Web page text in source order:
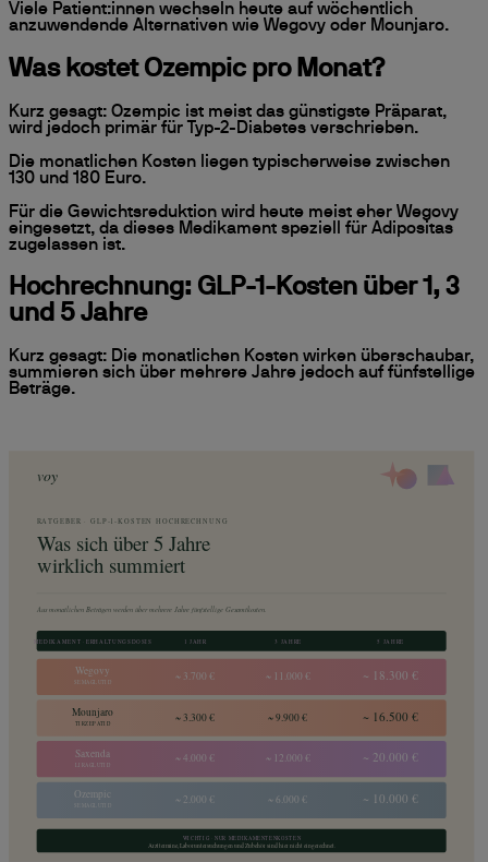
Viele Patient:innen wechseln heute auf wöchentlich
anzuwendende Alternativen wie Wegovy oder Mounjaro.
Was kostet Ozempic pro Monat?
Kurz gesagt: Ozempic ist meist das günstigste Präparat,
wird jedoch primär für Typ-2-Diabetes verschrieben.
Die monatlichen Kosten liegen typischerweise zwischen
130 und 180 Euro.
Für die Gewichtsreduktion wird heute meist eher Wegovy
eingesetzt, da dieses Medikament speziell für Adipositas
zugelassen ist.
Hochrechnung: GLP-1-Kosten über 1, 3
und 5 Jahre
Kurz gesagt: Die monatlichen Kosten wirken überschaubar,
summieren sich über mehrere Jahre jedoch auf fünfstellige
Beträge.